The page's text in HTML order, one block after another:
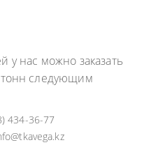
у нас можно заказать
тонн следующим
434-36-77